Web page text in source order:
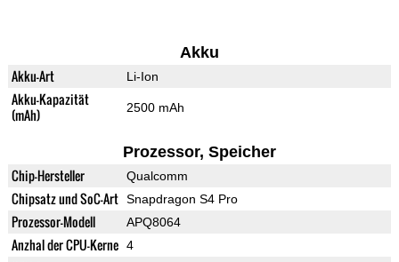
Akku
Akku-Art Li-Ion
Akku-Kapazität
(mAh)
2500 mAh
Prozessor, Speicher
Chip-Hersteller Qualcomm
Chipsatz und SoC-Art Snapdragon S4 Pro
Prozessor-Modell APQ8064
Anzhal der CPU-Kerne 4